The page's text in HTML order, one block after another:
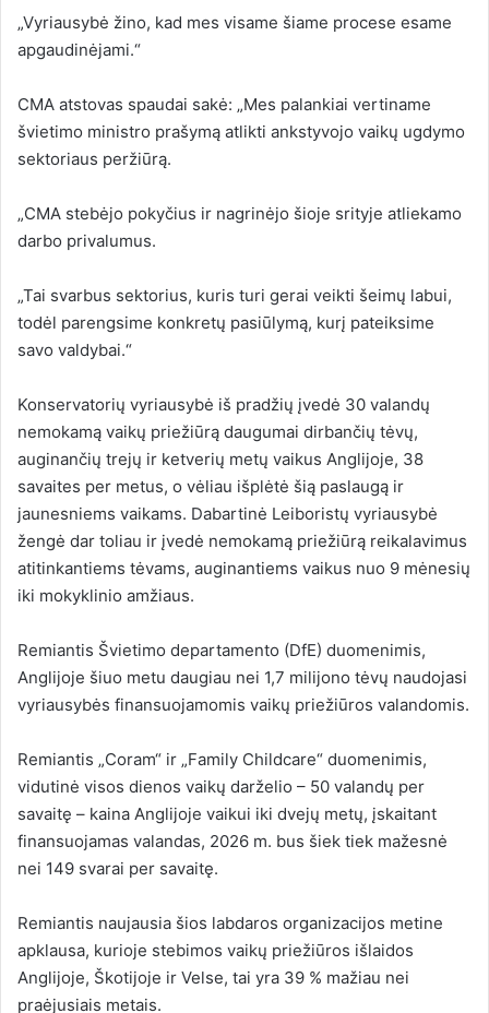
„Vyriausybė žino, kad mes visame šiame procese esame
apgaudinėjami.“
CMA atstovas spaudai sakė: „Mes palankiai vertiname
švietimo ministro prašymą atlikti ankstyvojo vaikų ugdymo
sektoriaus peržiūrą.
„CMA stebėjo pokyčius ir nagrinėjo šioje srityje atliekamo
darbo privalumus.
„Tai svarbus sektorius, kuris turi gerai veikti šeimų labui,
todėl parengsime konkretų pasiūlymą, kurį pateiksime
savo valdybai.“
Konservatorių vyriausybė iš pradžių įvedė 30 valandų
nemokamą vaikų priežiūrą daugumai dirbančių tėvų,
auginančių trejų ir ketverių metų vaikus Anglijoje, 38
savaites per metus, o vėliau išplėtė šią paslaugą ir
jaunesniems vaikams. Dabartinė Leiboristų vyriausybė
žengė dar toliau ir įvedė nemokamą priežiūrą reikalavimus
atitinkantiems tėvams, auginantiems vaikus nuo 9 mėnesių
iki mokyklinio amžiaus.
Remiantis Švietimo departamento (DfE) duomenimis,
Anglijoje šiuo metu daugiau nei 1,7 milijono tėvų naudojasi
vyriausybės finansuojamomis vaikų priežiūros valandomis.
Remiantis „Coram“ ir „Family Childcare“ duomenimis,
vidutinė visos dienos vaikų darželio – 50 valandų per
savaitę – kaina Anglijoje vaikui iki dvejų metų, įskaitant
finansuojamas valandas, 2026 m. bus šiek tiek mažesnė
nei 149 svarai per savaitę.
Remiantis naujausia šios labdaros organizacijos metine
apklausa, kurioje stebimos vaikų priežiūros išlaidos
Anglijoje, Škotijoje ir Velse, tai yra 39 % mažiau nei
praėjusiais metais.